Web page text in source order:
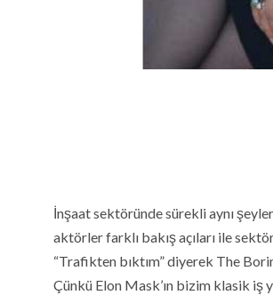
İnşaat sektöründe sürekli aynı
aktörler farklı bakış açıları ile
“Trafikten bıktım” diyerek The
Çünkü Elon Mask’ın bizim klasik iş